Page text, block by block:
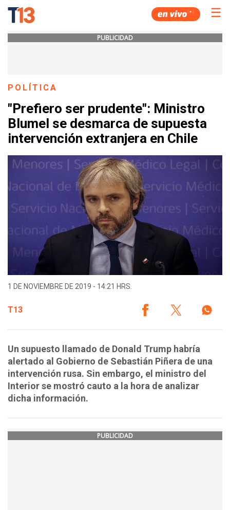
☰
PUBLICIDAD
POLÍTICA
"Prefiero ser prudente": Ministro
Blumel se desmarca de supuesta
intervención extranjera en Chile
1 DE NOVIEMBRE DE 2019 - 14:21 HRS.
T13
Un supuesto llamado de Donald Trump habría
alertado al Gobierno de Sebastián Piñera de una
intervención rusa. Sin embargo, el ministro del
Interior se mostró cauto a la hora de analizar
dicha información.
PUBLICIDAD